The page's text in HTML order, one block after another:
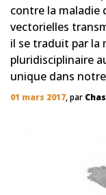
contre la maladie
vectorielles
il se traduit par la
pluridisciplinaire
unique dans
01 mars 2017, par